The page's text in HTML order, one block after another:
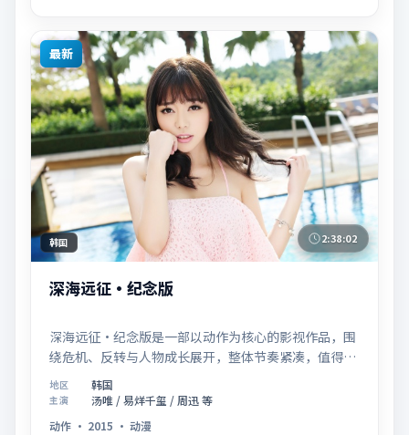
最新
韩国 2:38:02
深海远征·纪念版
深海远征·纪念版是一部以动作为核心的影视作品，围
绕危机、反转与人物成长展开，整体节奏紧凑，值得推
荐观看。
地区 韩国
主演
汤唯 / 易烊千玺 / 周迅 等
动作 · 2015 · 动漫